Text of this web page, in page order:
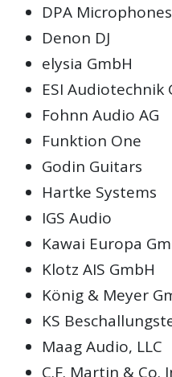
DPA
Denon DJ
elysia GmbH
ESI Audiotechnik
Fohnn Audio AG
Funktion One
Godin Guitars
Hartke Systems
IGS Audio
Kawai Europa
Klotz AIS GmbH
König & Meyer
KS
Maag Audio, LLC
C.F. Martin & Co.